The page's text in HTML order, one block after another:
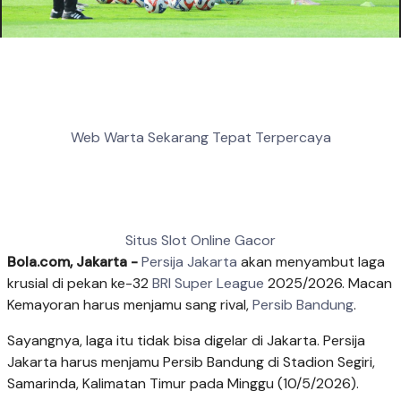
Web Warta Sekarang Tepat Terpercaya
Situs Slot Online Gacor
Bola.com, Jakarta -Persija Jakarta akan menyambut laga
krusial di pekan ke-32 BRI Super League 2025/2026. Macan
Kemayoran harus menjamu sang rival,Persib Bandung.
Sayangnya, laga itu tidak bisa digelar di Jakarta. Persija
Jakarta harus menjamu Persib Bandung di Stadion Segiri,
Samarinda, Kalimatan Timur pada Minggu (10/5/2026).